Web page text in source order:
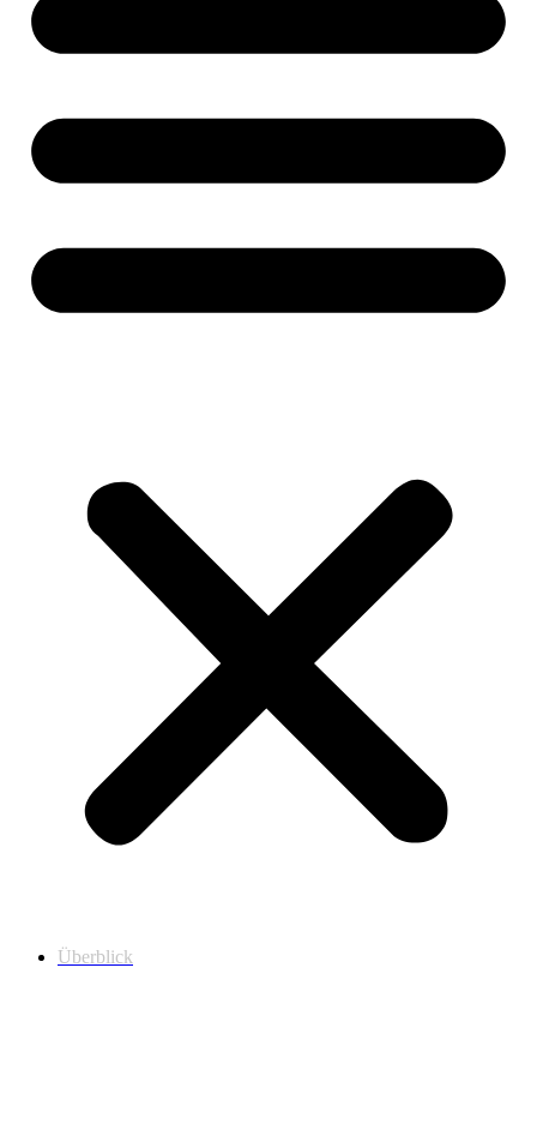
Überblick